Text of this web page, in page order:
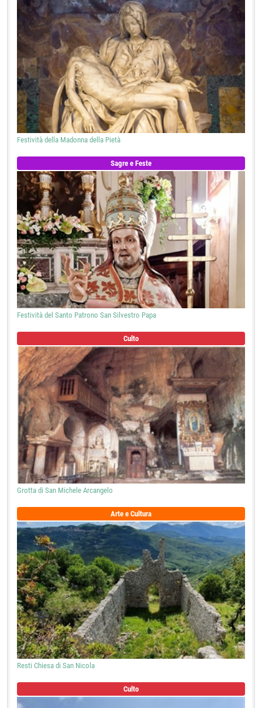
Festività della Madonna della Pietà
Sagre e Feste
Festività del Santo Patrono San Silvestro Papa
Culto
Grotta di San Michele Arcangelo
Arte e Cultura
Resti Chiesa di San Nicola
Culto